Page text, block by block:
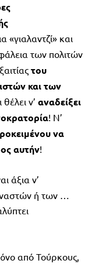
«γιαλαντζί» και
των πολιτών
του
και των
θέλει ν’ αναδείξει
! Ν’
να
αυτήν!
άξια ν’
ή των …
από Τούρκους,